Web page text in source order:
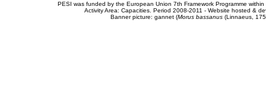
PESI was funded by the European Union 7th Framework Programme
Activity Area: Capacities. Period 2008-2011 - Website hosted &
Banner picture: gannet (Morus bassanus(Linnaeus,